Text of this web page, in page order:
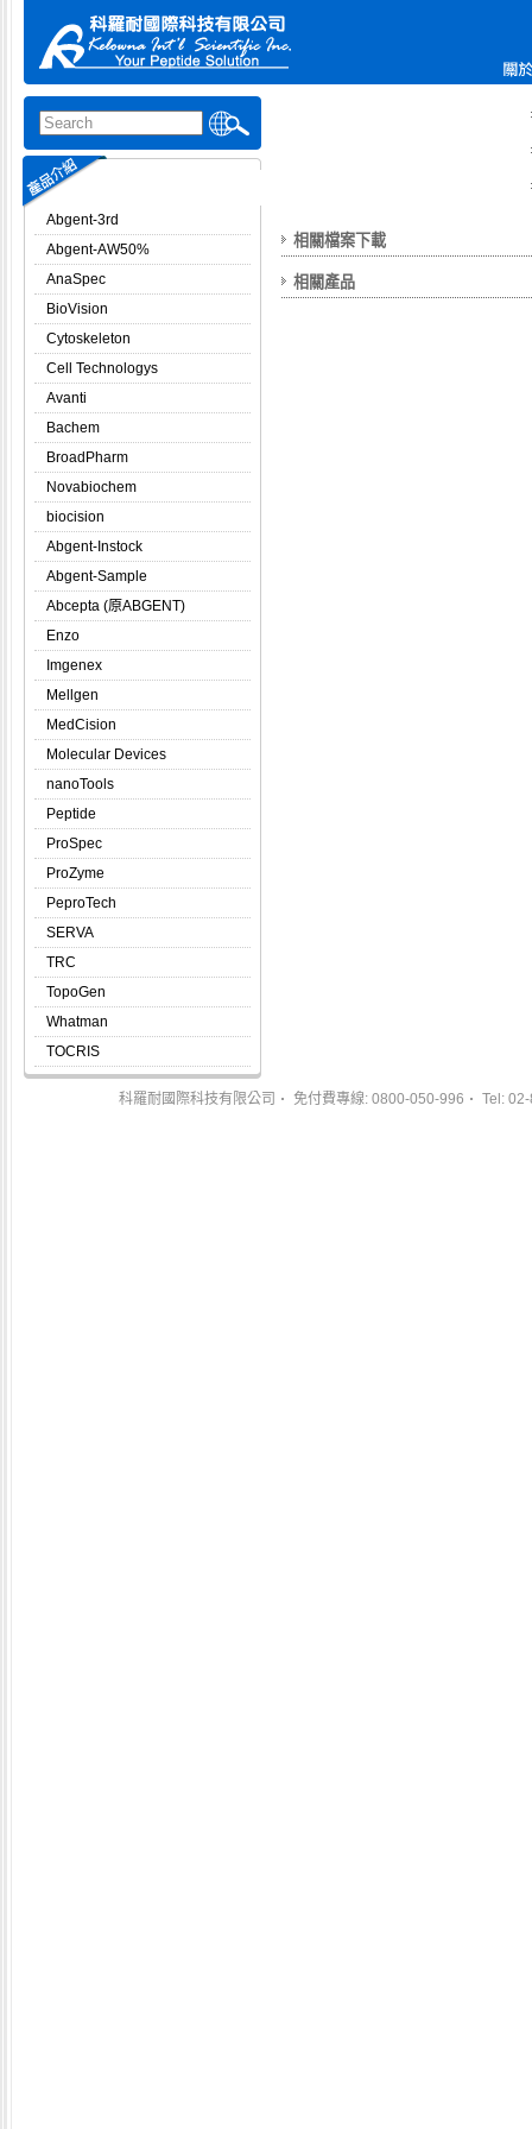
Abgent-3rd
Abgent-AW50%
AnaSpec
BioVision
Cytoskeleton
Cell Technologys
Avanti
Bachem
BroadPharm
Novabiochem
biocision
Abgent-Instock
Abgent-Sample
Abcepta (原ABGENT)
Enzo
Imgenex
Mellgen
MedCision
Molecular Devices
nanoTools
Peptide
ProSpec
ProZyme
PeproTech
SERVA
TRC
TopoGen
Whatman
TOCRIS
相關檔案下載
相關產品
科羅耐國際科技有限公司 免付費專線: 0800-050-996 Tel: